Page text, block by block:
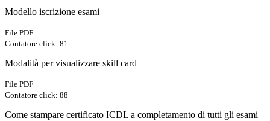
Modello iscrizione esami
File PDF
Contatore click: 81
Modalità per visualizzare skill card
File PDF
Contatore click: 88
Come stampare certificato ICDL a completamento di tutti gli esami